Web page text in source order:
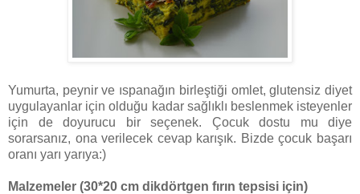
Yumurta, peynir ve ıspanağın birleştiği omlet, glutensiz diyet
uygulayanlar için olduğu kadar sağlıklı beslenmek isteyenler
için de doyurucu bir seçenek. Çocuk dostu mu diye
sorarsanız, ona verilecek cevap karışık. Bizde çocuk başarı
oranı yarı yarıya:)
Malzemeler (30*20 cm dikdörtgen fırın tepsisi için)